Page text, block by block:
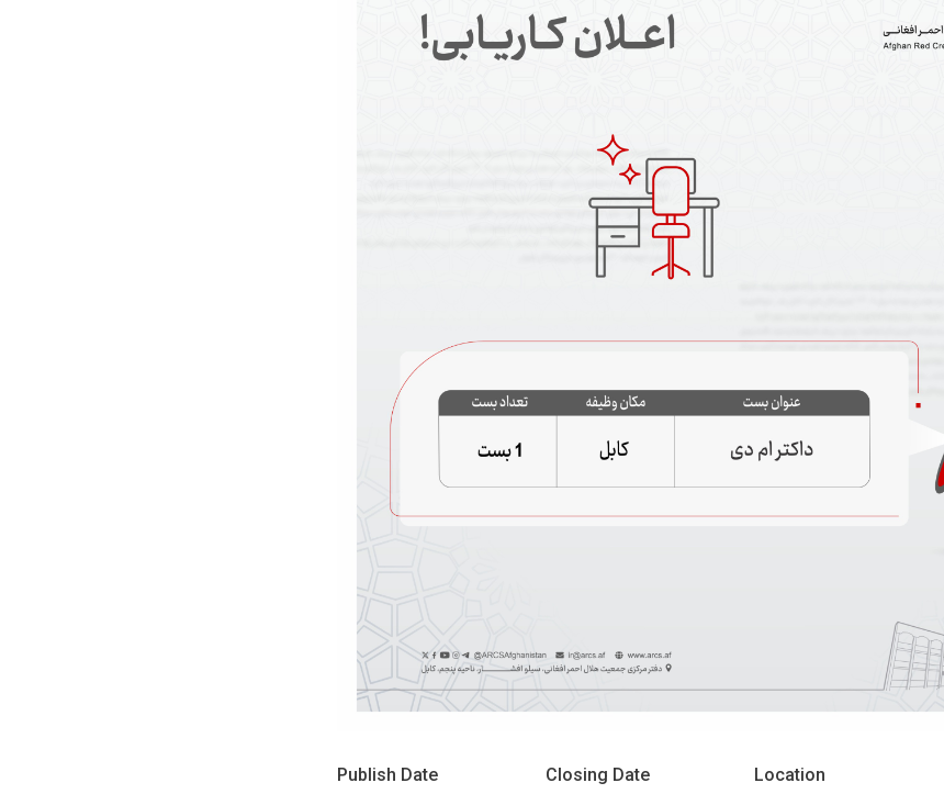
Publish Date Closing Date Location